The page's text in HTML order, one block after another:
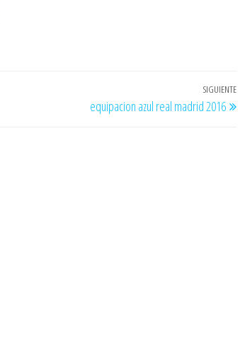
SIGUIENTE
equipacion azul real madrid 2016